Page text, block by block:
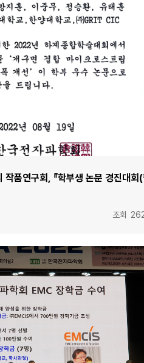
품연구회, 『학부생 논문 경진대회
조회